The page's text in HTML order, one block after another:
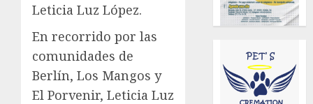
Leticia Luz López.
En recorrido por las
comunidades de
Berlín, Los Mangos y
El Porvenir, Leticia Luz